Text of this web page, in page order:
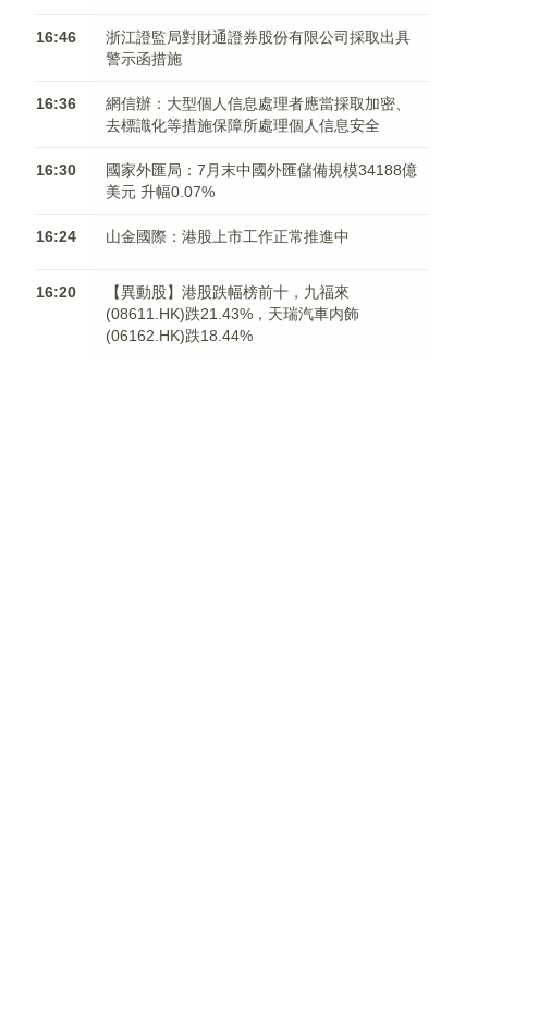
16:46
浙江證監局對財通證券股份有限公司採取出具
警示函措施
16:36
網信辦：大型個人信息處理者應當採取加密、
去標識化等措施保障所處理個人信息安全
16:30
國家外匯局：7月末中國外匯儲備規模34188億
美元 升幅0.07%
16:24 山金國際：港股上市工作正常推進中
16:20
【異動股】港股跌幅榜前十，九福來
(08611.HK)跌21.43%，天瑞汽車内飾
(06162.HK)跌18.44%